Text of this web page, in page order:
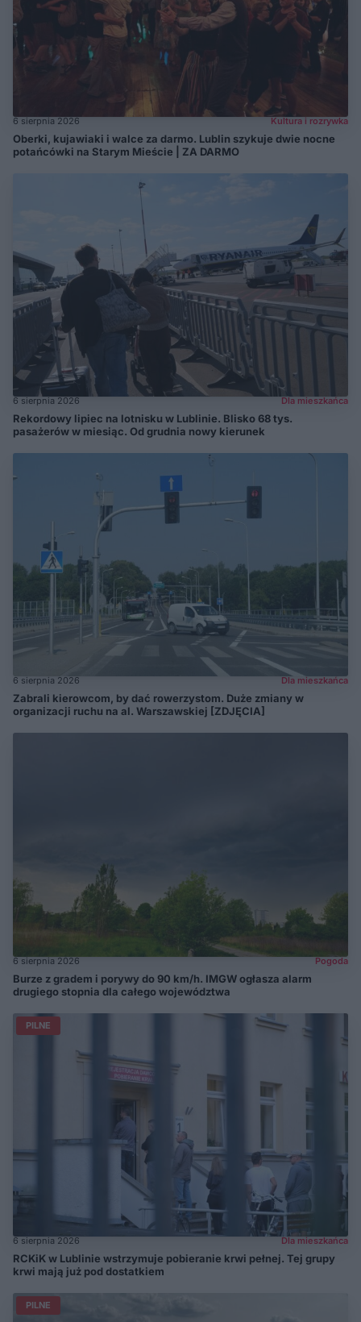
6 sierpnia 2026 Kultura i rozrywka
Oberki, kujawiaki i walce za darmo. Lublin szykuje dwie nocne
potańcówki na Starym Mieście | ZA DARMO
6 sierpnia 2026 Dla mieszkańca
Rekordowy lipiec na lotnisku w Lublinie. Blisko 68 tys.
pasażerów w miesiąc. Od grudnia nowy kierunek
6 sierpnia 2026 Dla mieszkańca
Zabrali kierowcom, by dać rowerzystom. Duże zmiany w
organizacji ruchu na al. Warszawskiej [ZDJĘCIA]
6 sierpnia 2026 Pogoda
Burze z gradem i porywy do 90 km/h. IMGW ogłasza alarm
drugiego stopnia dla całego województwa
PILNE
6 sierpnia 2026 Dla mieszkańca
RCKiK w Lublinie wstrzymuje pobieranie krwi pełnej. Tej grupy
krwi mają już pod dostatkiem
PILNE